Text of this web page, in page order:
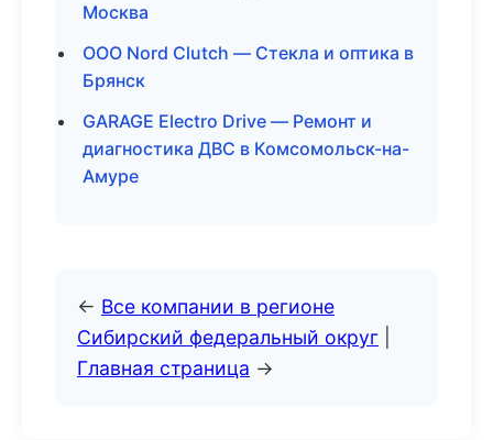
Москва
ООО Nord Clutch — Стекла и оптика в
Брянск
GARAGE Electro Drive — Ремонт и
диагностика ДВС в Комсомольск-на-
Амуре
← Все компании в регионе
Сибирский федеральный округ
Главная страница →